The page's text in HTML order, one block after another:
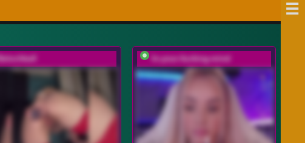
BelochkaX In-your-fucking-mind